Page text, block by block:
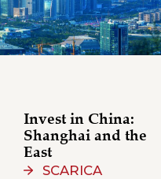
Invest in China:
Shanghai and the
East
SCARICA